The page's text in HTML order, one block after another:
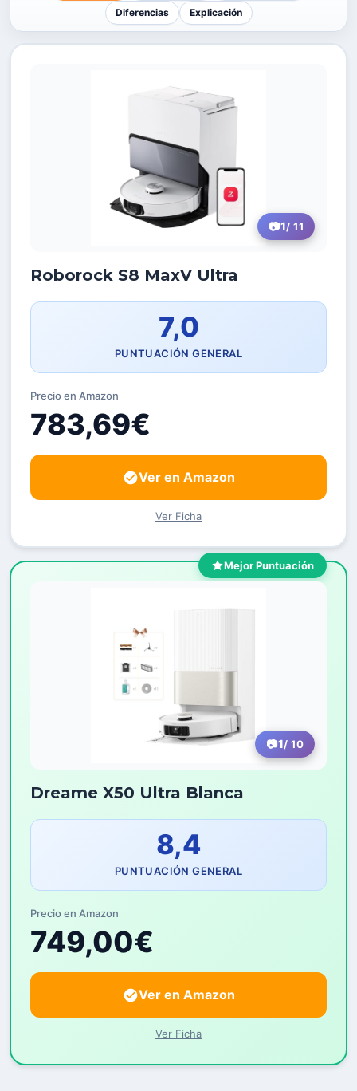
Diferencias
Explicación
1/ 11
Roborock S8 MaxV Ultra
7,0
PUNTUACIÓN GENERAL
Precio en Amazon
783,69€
Ver en Amazon
Ver Ficha
Mejor Puntuación
1/ 10
Dreame X50 Ultra Blanca
8,4
PUNTUACIÓN GENERAL
Precio en Amazon
749,00€
Ver en Amazon
Ver Ficha